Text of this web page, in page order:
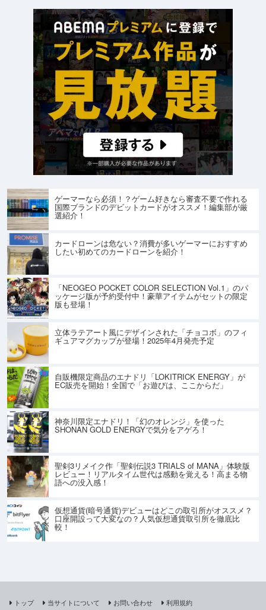
ゲーマーなら必須！？ゲーム好きなら審査不要で作れる
国際ブランドのデビットカードがオススメ！編集部が厳
選紹介！
カードローンは危ない？消費が多いゲーマーにおすすめ
したい初めてのカードローンを紹介！
「NEOGEO POCKET COLOR SELECTION Vol.1」のパ
ッケージ版が予約受付中！豪華アイテムがセットの限定
版も登場！
立体ラテアート風にデザインされた「チョコボ」のフィ
ギュアマグカップが登場！2025年4月発売予定
自販機限定商品のエナドリ「LOKITRICK ENERGY」が
EC販売を開始！全国で「お遊びは、ここからだ」
神奈川限定エナドリ！「幻のオレンジ」を使った
SHONAN GOLD ENERGYで気分をアゲろ！
聖剣3リメイク作「聖剣伝説3 TRIALS of MANA」体験版
レビュー！リアルタイム世代は感動を覚える！高まる物
語への没入感！
仮想通貨(暗号通貨)デビューはどこの取引所がオススメ？
口座開設って大変なの？人気仮想通貨取引所を徹底比
較！
トップ 当サイトについて お問い合わせ 利用規約